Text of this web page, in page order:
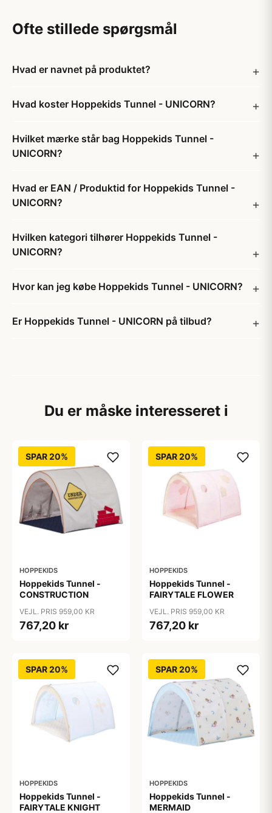
Ofte stillede spørgsmål
Hvad er navnet på produktet?
Hvad koster Hoppekids Tunnel - UNICORN?
Hvilket mærke står bag Hoppekids Tunnel -
UNICORN?
Hvad er EAN / Produktid for Hoppekids Tunnel -
UNICORN?
Hvilken kategori tilhører Hoppekids Tunnel -
UNICORN?
Hvor kan jeg købe Hoppekids Tunnel - UNICORN?
Er Hoppekids Tunnel - UNICORN på tilbud?
Du er måske interesseret i
SPAR 20%
HOPPEKIDS
Hoppekids Tunnel -
CONSTRUCTION
VEJL. PRIS 959,00 KR
767,20 kr
SPAR 20%
HOPPEKIDS
Hoppekids Tunnel -
FAIRYTALE FLOWER
VEJL. PRIS 959,00 KR
767,20 kr
SPAR 20%
HOPPEKIDS
Hoppekids Tunnel -
FAIRYTALE KNIGHT
SPAR 20%
HOPPEKIDS
Hoppekids Tunnel -
MERMAID